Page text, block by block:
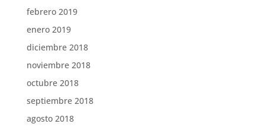
febrero 2019
enero 2019
diciembre 2018
noviembre 2018
octubre 2018
septiembre 2018
agosto 2018